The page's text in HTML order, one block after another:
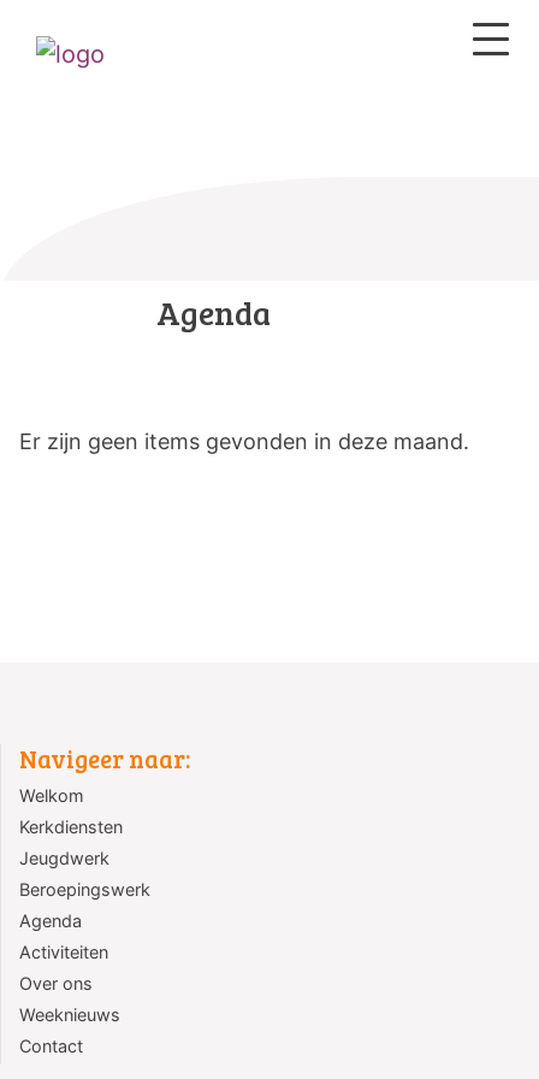
Agenda
Er zijn geen items gevonden in deze maand.
Navigeer naar:
Welkom
Kerkdiensten
Jeugdwerk
Beroepingswerk
Agenda
Activiteiten
Over ons
Weeknieuws
Contact